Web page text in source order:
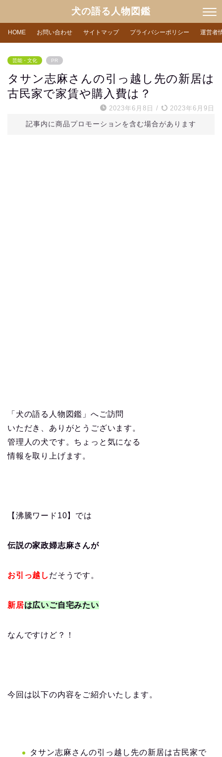
犬の語る人物図鑑
HOME お問い合わせ サイトマップ プライバシーポリシー 運営者
芸能・文化 PR
タサン志麻さんの引っ越し先の新居は
古民家で家賃や購入費は？
2023年6月8日 / 2023年6月9日
記事内に商品プロモーションを含む場合があります
「犬の語る人物図鑑」へご訪問
いただき、ありがとうございます。
管理人の犬です。ちょっと気になる
情報を取り上げます。
【沸騰ワード10】では
伝説の家政婦志麻さんが
お引っ越し だそうです。
新居は広いご自宅みたい
なんですけど？！
今回は以下の内容をご紹介いたします。
タサン志麻さんの引っ越し先の新居は古民家で